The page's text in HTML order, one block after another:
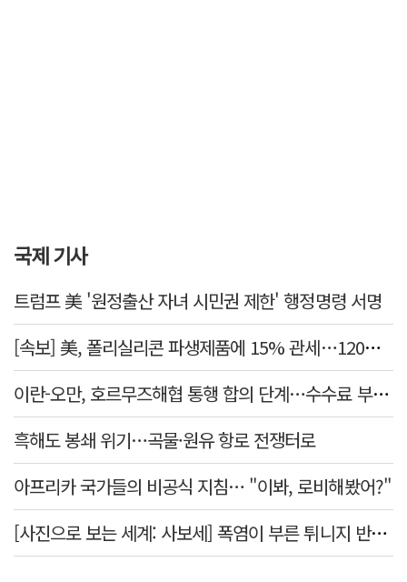
국제 기사
트럼프 美 '원정출산 자녀 시민권 제한' 행정명령 서명
[속보] 美, 폴리실리콘 파생제품에 15% 관세…120일 뒤 발효
이란-오만, 호르무즈해협 통행 합의 단계…수수료 부과되나
흑해도 봉쇄 위기…곡물·원유 항로 전쟁터로
아프리카 국가들의 비공식 지침… "이봐, 로비해봤어?"
[사진으로 보는 세계: 사보세] 폭염이 부른 튀니지 반정부 시위